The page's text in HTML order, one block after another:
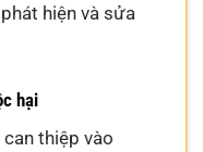
hiện và sửa
hại
thiệp vào